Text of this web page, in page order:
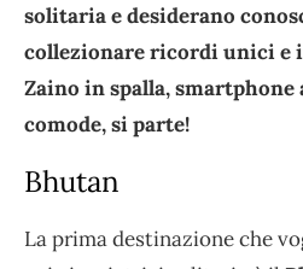
solitaria e desiderano
collezionare ricordi unici e
Zaino in spalla, smartphone
comode, si parte!
Bhutan
La prima destinazione che